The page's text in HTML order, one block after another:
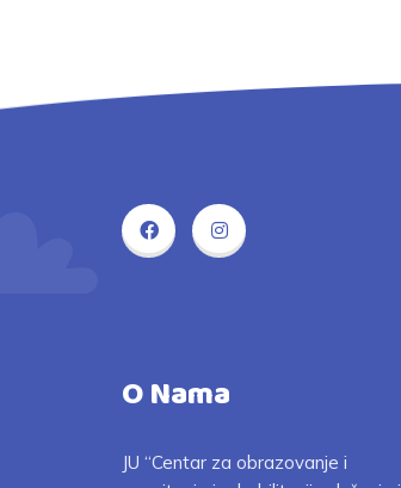
O Nama
JU “Centar za obrazovanje i